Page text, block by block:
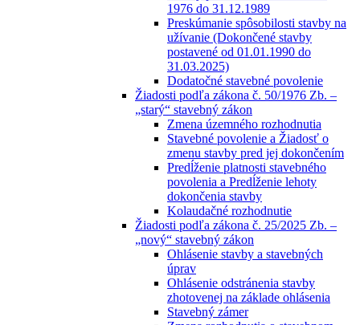
1976 do 31.12.1989
Preskúmanie spôsobilosti stavby na
užívanie (Dokončené stavby
postavené od 01.01.1990 do
31.03.2025)
Dodatočné stavebné povolenie
Žiadosti podľa zákona č. 50/1976 Zb. –
„starý“ stavebný zákon
Zmena územného rozhodnutia
Stavebné povolenie a Žiadosť o
zmenu stavby pred jej dokončením
Predĺženie platnosti stavebného
povolenia a Predĺženie lehoty
dokončenia stavby
Kolaudačné rozhodnutie
Žiadosti podľa zákona č. 25/2025 Zb. –
„nový“ stavebný zákon
Ohlásenie stavby a stavebných
úprav
Ohlásenie odstránenia stavby
zhotovenej na základe ohlásenia
Stavebný zámer